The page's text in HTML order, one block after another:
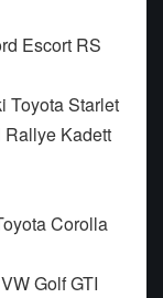
Escort RS
Toyota Starlet
Kadett
Corolla
Golf GTI